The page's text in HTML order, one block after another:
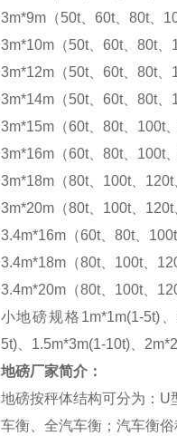
3m*9m（50t、60t、80t、
3m*10m（50t、60t、80t、
3m*12m（50t、60t、80t、
3m*14m（50t、60t、80t、
3m*15m（60t、80t、100t
3m*16m（60t、80t、100t
3m*18m（80t、100t、120t
3m*20m（80t、100t、120t
3.4m*16m（60t、80t、
3.4m*18m（80t、100t、
3.4m*20m（80t、100t、
小地磅规格 1m*1m(1-5t)
5t)、1.5m*3m(1-10t)、
地磅厂家简介：
地磅按秤体结构可分为： U
车衡、全汽车衡；汽车衡